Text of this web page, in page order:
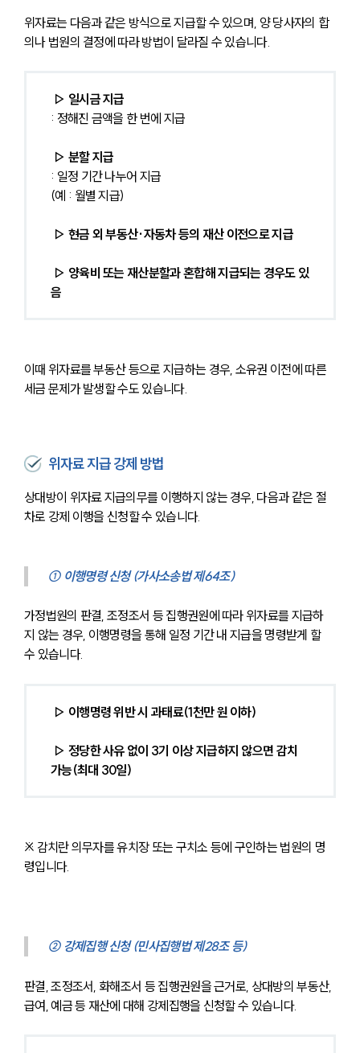
위자료는 다음과 같은 방식으로 지급할 수 있으며, 양 당사자의 합
의나 법원의 결정에 따라 방법이 달라질 수 있습니다.
▷ 일시금 지급
: 정해진 금액을 한 번에 지급
▷ 분할 지급
: 일정 기간 나누어 지급
(예 : 월별 지급)
▷ 현금 외 부동산·자동차 등의 재산 이전으로 지급
음
이때 위자료를 부동산 등으로 지급하는 경우, 소유권 이전에 따른
세금 문제가 발생할 수도 있습니다.
위자료 지급 강제 방법
상대방이 위자료 지급의무를 이행하지 않는 경우, 다음과 같은 절
차로 강제 이행을 신청할 수 있습니다.
① 이행명령 신청 (가사소송법 제64조)
가정법원의 판결, 조정조서 등 집행권원에 따라 위자료를 지급하
지 않는 경우, 이행명령을 통해 일정 기간 내 지급을 명령받게 할
수 있습니다.
▷ 이행명령 위반 시 과태료(1천만 원 이하)
가능(최대 30일)
※ 감치란 의무자를 유치장 또는 구치소 등에 구인하는 법원의 명
령입니다.
② 강제집행 신청 (민사집행법 제28조 등)
판결, 조정조서, 화해조서 등 집행권원을 근거로, 상대방의 부동산,
급여, 예금 등 재산에 대해 강제집행을 신청할 수 있습니다.